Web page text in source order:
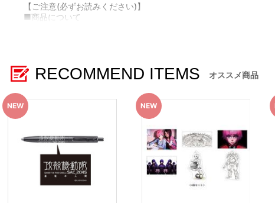
【ご注意(必ずお読みください)】
■商品について
※今後、イベント会場やその他店舗で在庫販売を行う場合がございま
※撮影環境やご利用のモニター環境により、実物と多少異なって見
※商品画像はイメージです。実際の商品仕様が異なる場合がござい
※すでにご注文しているかのご確認には、「マイページ」→「ご注
※決済方法は「カード決済」、「コンビニ決済」、「Pay-easy（
※決済方法「カード決済」を選択時は、ご注文日の翌日以降に決済
※決済方法「コンビニ決済」「Pay-easy（ペイジー）」を選択時
を致します。いかなる理由でも、決済期間の延長は対応出来かねま
なお、ご注文日翌日以降は、以下の手順でもご確認いただけます。
（１）A-on STOREにアクセスし、ログインします。
RECOMMEND ITEMS オススメ商品